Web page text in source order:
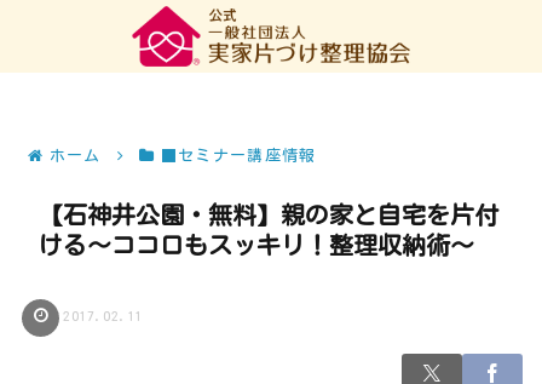
ホーム ■セミナー講座情報
【石神井公園・無料】親の家と自宅を片付
ける～ココロもスッキリ！整理収納術～
2017.02.11